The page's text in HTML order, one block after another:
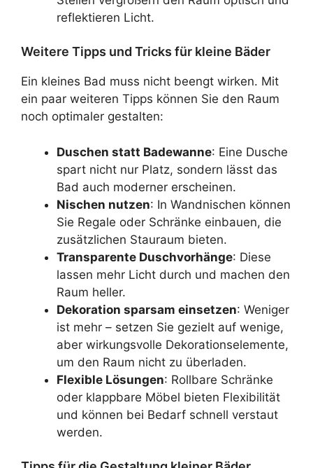
reflektieren Licht.
Weitere Tipps und Tricks für kleine Bäder
Ein kleines Bad muss nicht beengt wirken. Mit
ein paar weiteren Tipps können Sie den Raum
noch optimaler gestalten:
Duschen statt Badewanne: Eine Dusche
spart nicht nur Platz, sondern lässt das
Bad auch moderner erscheinen.
Nischen nutzen: In Wandnischen können
Sie Regale oder Schränke einbauen, die
zusätzlichen Stauraum bieten.
Transparente Duschvorhänge: Diese
lassen mehr Licht durch und machen den
Raum heller.
Dekoration sparsam einsetzen: Weniger
ist mehr – setzen Sie gezielt auf wenige,
aber wirkungsvolle Dekorationselemente,
um den Raum nicht zu überladen.
Flexible Lösungen: Rollbare Schränke
oder klappbare Möbel bieten Flexibilität
und können bei Bedarf schnell verstaut
werden.